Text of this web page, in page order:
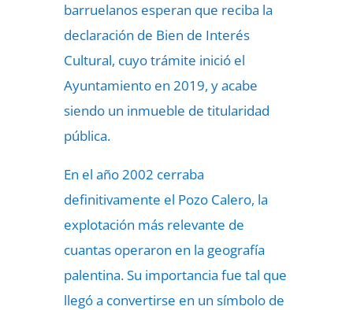
barruelanos esperan que reciba la
declaración de Bien de Interés
Cultural, cuyo trámite inició el
Ayuntamiento en 2019, y acabe
siendo un inmueble de titularidad
pública.
En el año 2002 cerraba
definitivamente el Pozo Calero, la
explotación más relevante de
cuantas operaron en la geografía
palentina. Su importancia fue tal que
llegó a convertirse en un símbolo de